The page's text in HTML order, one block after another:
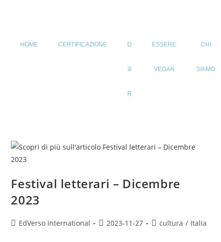
HOME CERTIFICAZIONE D
&
R
ESSERE
VEGAN
CHI
SIAMO
Festival letterari – Dicembre
2023
EdVerso International 2023-11-27 cultura / Italia